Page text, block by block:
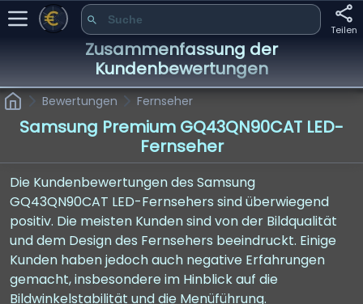
Teilen
Zusammenfassung der
Kundenbewertungen
Bewertungen Fernseher
Samsung Premium GQ43QN90CAT LED-
Fernseher
Die Kundenbewertungen des Samsung
GQ43QN90CAT LED-Fernsehers sind überwiegend
positiv. Die meisten Kunden sind von der Bildqualität
und dem Design des Fernsehers beeindruckt. Einige
Kunden haben jedoch auch negative Erfahrungen
gemacht, insbesondere im Hinblick auf die
Bildwinkelstabilität und die Menüführung.